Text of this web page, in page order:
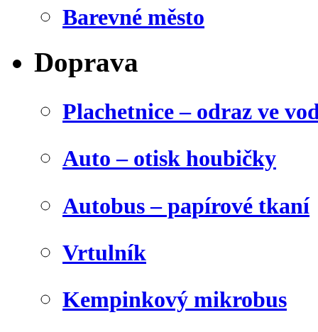
Barevné město
Doprava
Plachetnice – odraz ve
Auto – otisk houbičky
Autobus – papírové tkaní
Vrtulník
Kempinkový mikrobus